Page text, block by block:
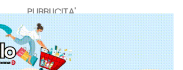
PUBBLICITA'